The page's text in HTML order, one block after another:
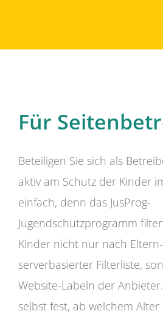
Für
Beteiligen Sie sich als
aktiv am Schutz der Kinder
einfach, denn das JusProg-
Jugendschutzprogramm
Kinder nicht nur nach
serverbasierter Filterliste,
Website-Labeln der
selbst fest, ab welchem